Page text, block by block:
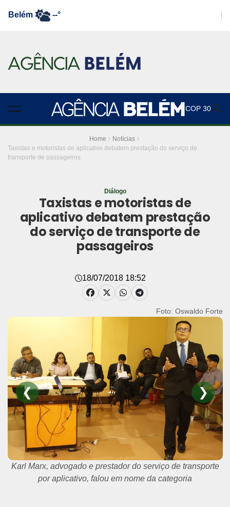
Belém --°
COP 30
Home
Notícias
Taxistas e motoristas de aplicativo debatem prestação do serviço de
transporte de passageiros
Diálogo
Taxistas e motoristas de
aplicativo debatem prestação
do serviço de transporte de
passageiros
18/07/2018 18:52
Foto: Oswaldo Forte
❮ ❯
Karl Marx, advogado e prestador do serviço de transporte
por aplicativo, falou em nome da categoria